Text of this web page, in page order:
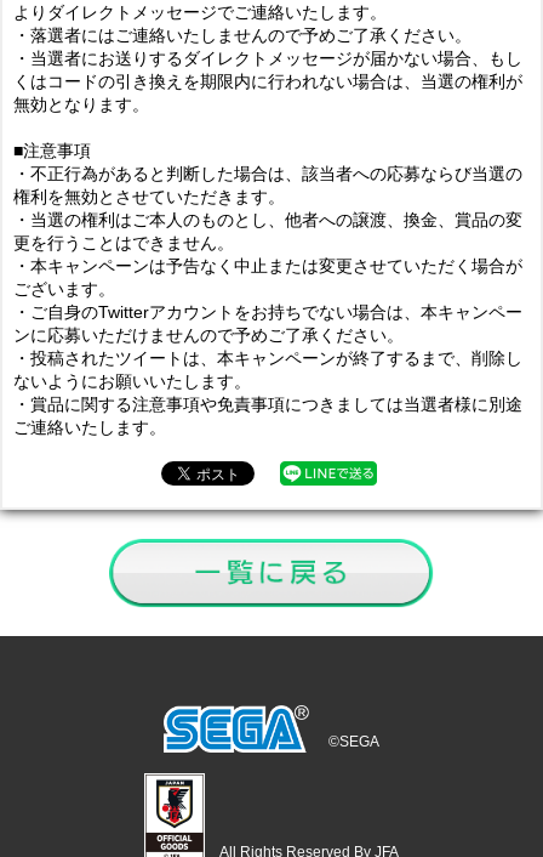
よりダイレクトメッセージでご連絡いたします。
・落選者にはご連絡いたしませんので予めご了承ください。
・当選者にお送りするダイレクトメッセージが届かない場合、もし
くはコードの引き換えを期限内に行われない場合は、当選の権利が
無効となります。
■注意事項
・不正行為があると判断した場合は、該当者への応募ならび当選の
権利を無効とさせていただきます。
・当選の権利はご本人のものとし、他者への譲渡、換金、賞品の変
更を行うことはできません。
・本キャンペーンは予告なく中止または変更させていただく場合が
ございます。
・ご自身のTwitterアカウントをお持ちでない場合は、本キャンペー
ンに応募いただけませんので予めご了承ください。
・投稿されたツイートは、本キャンペーンが終了するまで、削除し
ないようにお願いいたします。
・賞品に関する注意事項や免責事項につきましては当選者様に別途
ご連絡いたします。
©SEGA
All Rights Reserved By JFA